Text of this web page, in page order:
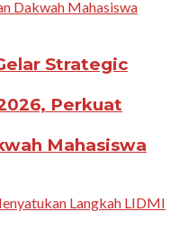
Strategic
Perkuat
Mahasiswa